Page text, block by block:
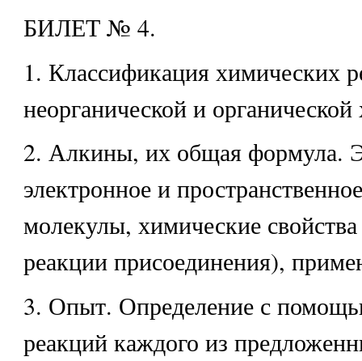
БИЛЕТ № 4.
1. Классификация химических
неорганической и
2. Алкины, их общая формула.
электронное и
молекулы, химические
реакции присоединения),
3. Опыт. Определение с
реакций каждого из